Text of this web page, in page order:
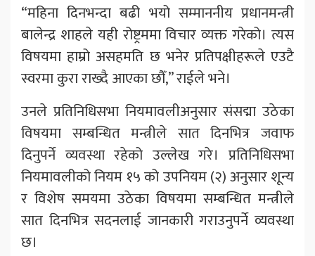
“महिना दिनभन्दा बढी भयो सम्माननीय प्रधानमन्त्री
बालेन्द्र शाहले यही रोष्ट्रममा विचार व्यक्त गरेको। त्यस
विषयमा हाम्रो असहमति छ भनेर प्रतिपक्षीहरूले एउटै
स्वरमा कुरा राख्दै आएका छौँ,” राईले भने।
उनले प्रतिनिधिसभा नियमावलीअनुसार संसद्मा उठेका
विषयमा सम्बन्धित मन्त्रीले सात दिनभित्र जवाफ
दिनुपर्ने व्यवस्था रहेको उल्लेख गरे। प्रतिनिधिसभा
नियमावलीको नियम १५ को उपनियम (२) अनुसार शून्य
र विशेष समयमा उठेका विषयमा सम्बन्धित मन्त्रीले
सात दिनभित्र सदनलाई जानकारी गराउनुपर्ने व्यवस्था
छ।